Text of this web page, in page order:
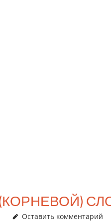
Оставить комментарий